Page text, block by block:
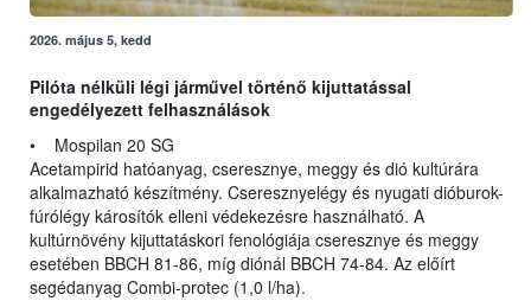
2026. május 5, kedd
Pilóta nélküli légi járművel történő kijuttatással
engedélyezett felhasználások
• Mospilan 20 SG
Acetampirid hatóanyag, cseresznye, meggy és dió kultúrára
alkalmazható készítmény. Cseresznyelégy és nyugati dióburok-
fúrólégy károsítók elleni védekezésre használható. A
kultúrnövény kijuttatáskori fenológiája cseresznye és meggy
esetében BBCH 81-86, míg diónál BBCH 74-84. Az előírt
segédanyag Combi-protec (1,0 l/ha).